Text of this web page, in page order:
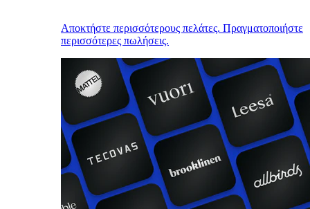
Αποκτήστε περισσότερους πελάτες. Πραγματοποιήστε
περισσότερες πωλήσεις.